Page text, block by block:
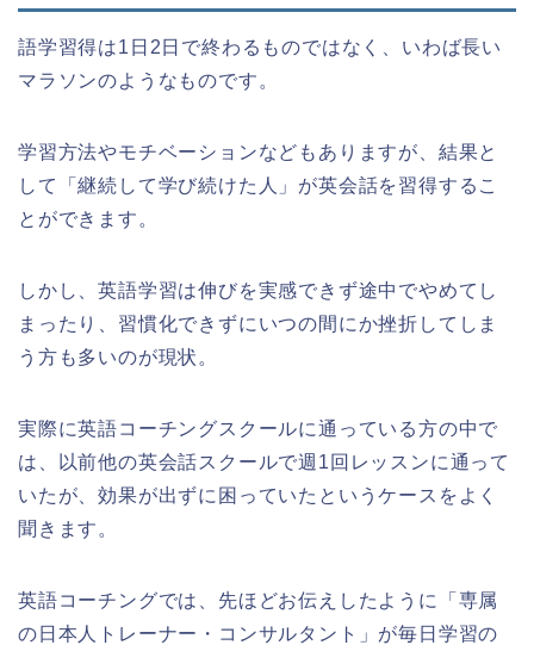
語学習得は1日2日で終わるものではなく、いわば長い
マラソンのようなものです。
学習方法やモチベーションなどもありますが、結果と
して「継続して学び続けた人」が英会話を習得するこ
とができます。
しかし、英語学習は伸びを実感できず途中でやめてし
まったり、習慣化できずにいつの間にか挫折してしま
う方も多いのが現状。
実際に英語コーチングスクールに通っている方の中で
は、以前他の英会話スクールで週1回レッスンに通って
いたが、効果が出ずに困っていたというケースをよく
聞きます。
英語コーチングでは、先ほどお伝えしたように「専属
の日本人トレーナー・コンサルタント」が毎日学習の